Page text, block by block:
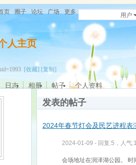
页 圈子 论坛 广场 更多 用户
人主页
[收藏] [复制]
日志 相册 帖子 个人资料
发表的帖子
2024年春节灯会及民艺进程表
2024-01-09 - 回复:5，人气
会场地址在润泽湖公园。